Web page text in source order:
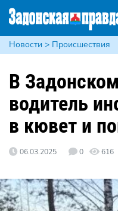
Новости > Происшествия
В
водитель
в кювет и
06.03.2025 0 616